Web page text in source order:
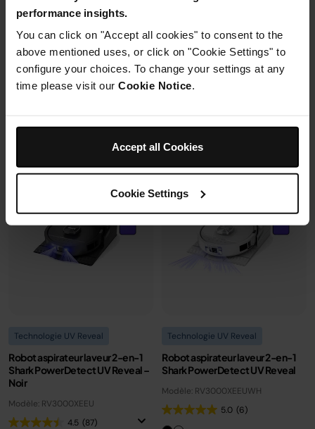
performance insights.
You can click on "Accept all cookies" to consent to the
above mentioned uses, or click on "Cookie Settings" to
configure your choices. To change your settings at any
time please visit our Cookie Notice.
Accept all Cookies
Cookie Settings
Jusqu’à 60 min d’autonomie
399,99 €
Ajouter au panier
499,99 €
Ajouter au panier
Technologie UV Reveal
Robot aspirateur laveur 2-en-1
Shark PowerDetect UV Reveal –
Noir
Modèle: RV3000XEEU
4.5 (87)
Technologie UV Reveal
Robot aspirateur laveur 2-en-1
Shark PowerDetect UV Reveal
Modèle: RV3000XEEUWH
5.0 (6)